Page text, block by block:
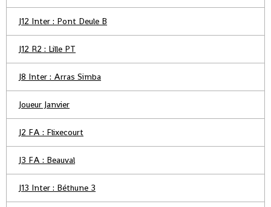
J12 Inter : Pont Deule B
J12 R2 : Lille PT
J8 Inter : Arras Simba
Joueur Janvier
J2 FA : Flixecourt
J3 FA : Beauval
J13 Inter : Béthune 3